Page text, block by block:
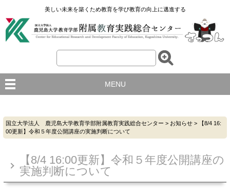
美しい未来を築くため教育を学び教育の向上に邁進する
MENU
国立大学法人 鹿児島大学教育学部附属教育実践総合センター > お知らせ >
【8/4 16:
00更新】令和５年度公開講座の実施判断について
【8/4 16:00更新】令和５年度公開講座の
実施判断について